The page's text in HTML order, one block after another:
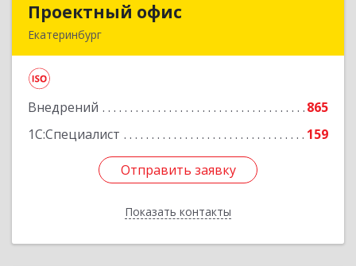
Проектный офис
Екатеринбург
Внедрений
865
1С:Специалист
159
Отправить заявку
Показать контакты
Проектный офис
Подробнее
Отправить заявку
Назад